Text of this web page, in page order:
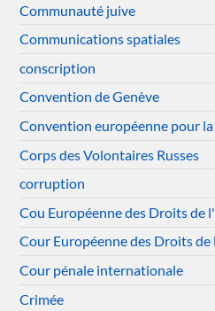
Communauté juive
Communications spatiales
conscription
Convention de Genève
Convention européenne pour
Corps des Volontaires Russes
corruption
Cou Européenne des Droits de
Cour Européenne des Droits
Cour pénale internationale
Crimée